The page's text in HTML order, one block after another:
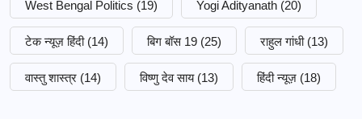
West Bengal Politics (19) Yogi Adityanath (20)
टेक न्यूज़ हिंदी (14) बिग बॉस 19 (25) राहुल गांधी (13)
वास्तु शास्त्र (14) विष्णु देव साय (13) हिंदी न्यूज़ (18)